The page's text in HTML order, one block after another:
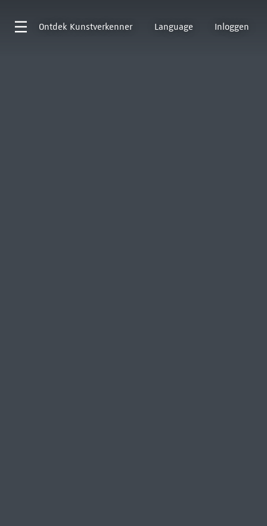
Ontdek Kunstverkenner Language Inloggen